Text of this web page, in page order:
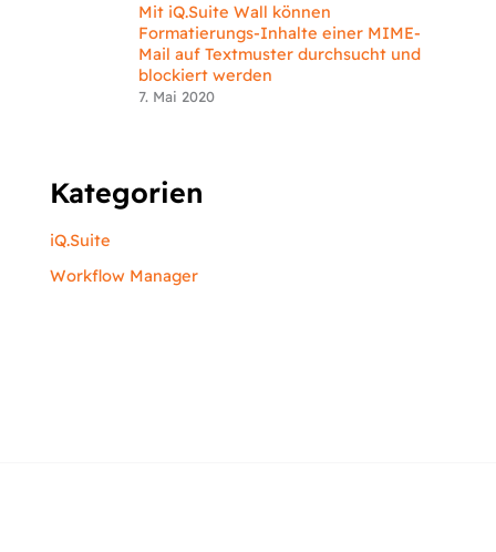
Mit iQ.Suite Wall können
Formatierungs-Inhalte einer MIME-
Mail auf Textmuster durchsucht und
blockiert werden
7. Mai 2020
Kategorien
iQ.Suite
Workflow Manager